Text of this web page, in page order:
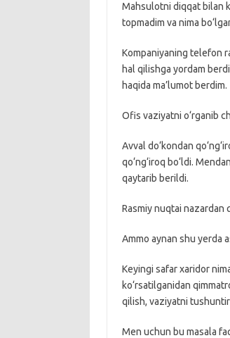
Mahsulotni diqqat bilan
topmadim va nima
Kompaniyaning telefon
hal qilishga yordam
haqida ma’lumot berdim.
Ofis vaziyatni o‘rganib
Avval do‘kondan
qo‘ng‘iroq bo‘ldi.
qaytarib berildi.
Rasmiy nuqtai nazardan
Ammo aynan shu yerda
Keyingi safar xaridor
ko‘rsatilganidan
qilish, vaziyatni
Men uchun bu masala